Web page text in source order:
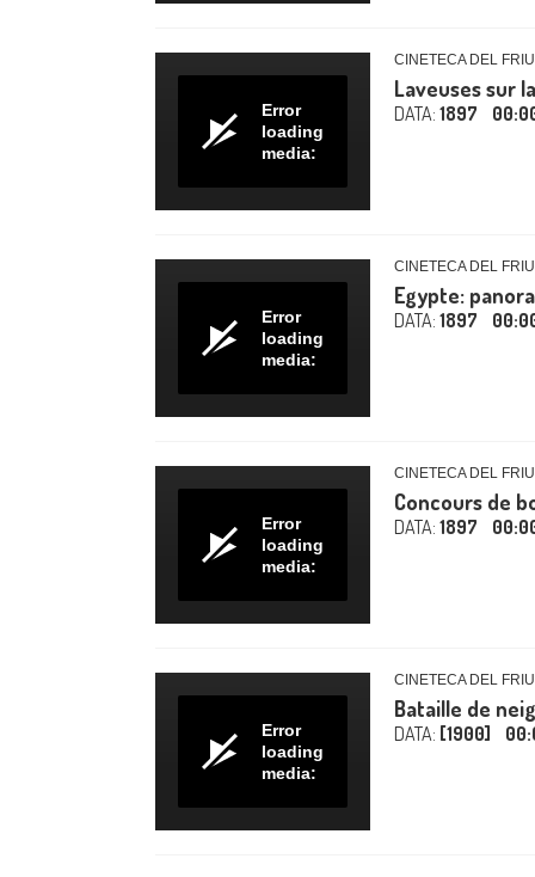
Error
loading
media:
CINETECA DEL
Laveuses sur
DATA: 1897
Error
loading
media:
CINETECA DEL
Egypte:
DATA: 1897
Error
loading
media:
CINETECA DEL
Concours de
DATA: 1897
Error
loading
media:
CINETECA DEL
Bataille de
DATA: [1900]